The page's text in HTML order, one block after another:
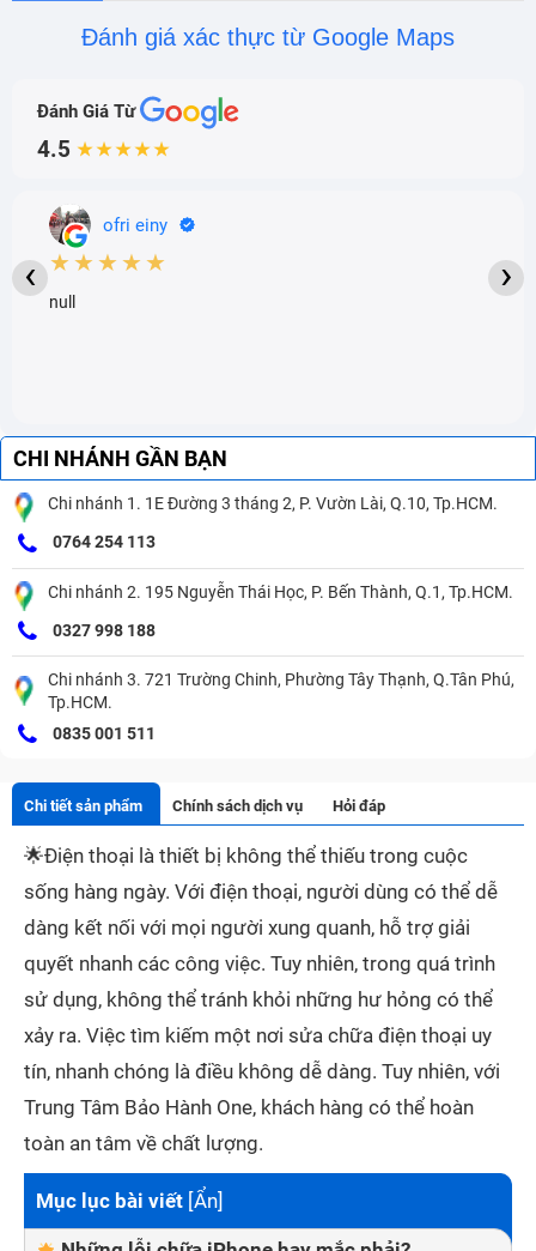
Đánh giá xác thực từ Google Maps
Đánh Giá Từ
4.5 ★★★★★
ofri einy
★★★★★
null
‹ ›
CHI NHÁNH GẦN BẠN
Chi nhánh 1. 1E Đường 3 tháng 2, P. Vườn Lài, Q.10, Tp.HCM.
0764 254 113
Chi nhánh 2. 195 Nguyễn Thái Học, P. Bến Thành, Q.1, Tp.HCM.
0327 998 188
Chi nhánh 3. 721 Trường Chinh, Phường Tây Thạnh, Q.Tân Phú,
Tp.HCM.
0835 001 511
Chi tiết sản phẩm Chính sách dịch vụ Hỏi đáp
🌟Điện thoại là thiết bị không thể thiếu trong cuộc
sống hàng ngày. Với điện thoại, người dùng có thể dễ
dàng kết nối với mọi người xung quanh, hỗ trợ giải
quyết nhanh các công việc. Tuy nhiên, trong quá trình
sử dụng, không thể tránh khỏi những hư hỏng có thể
xảy ra. Việc tìm kiếm một nơi sửa chữa điện thoại uy
tín, nhanh chóng là điều không dễ dàng. Tuy nhiên, với
Trung Tâm Bảo Hành One, khách hàng có thể hoàn
toàn an tâm về chất lượng.
Mục lục bài viết [Ẩn]